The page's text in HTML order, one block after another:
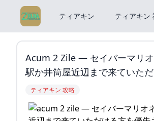
ティアキン ティアキン
Acum 2 Zile — セイバーマリ
駅か井筒屋近辺まで来ていた
ティアキン 攻略